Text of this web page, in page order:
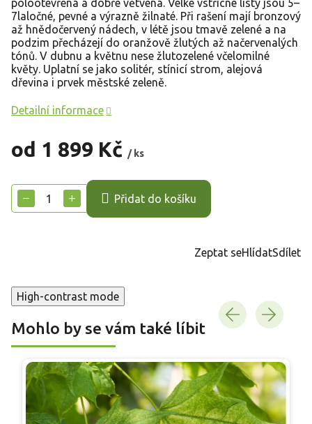
od 1 899 Kč / ks
cena:
+
− Přidat do košíku
7laločné, pevné a výrazně žilnaté. Při rašení mají bronzový
až hnědočervený nádech, v létě jsou tmavě zelené a na
podzim přecházejí do oranžově žlutých až načervenalých
tónů. V dubnu a květnu nese žlutozelené včelomilné
květy. Uplatní se jako solitér, stínicí strom, alejová
dřevina i prvek městské zeleně.
Detailní informace
Zeptat seHlídatSdílet
High-contrast mode
Mohlo by se vám také líbit